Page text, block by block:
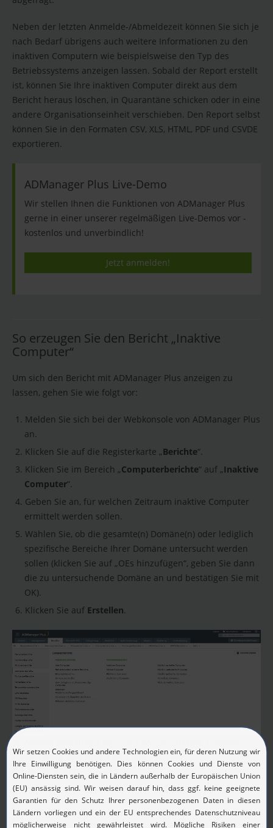
Neben der letzten Anmelde-/Abmeldezeit können Sie sich je
nach Bedarf übrigens auch weitere Informationen zu den
inaktiven Computern wie beispielsweise den Typ des
Betriebssystems anzeigen lassen. Sobald der Report erstellt
ist, können Sie Ihre inaktiven Computer direkt aus dem
Bericht heraus löschen, in Quarantäne schicken oder in eine
andere Organisationseinheit verschieben. Den Report selbst
können Sie in den Formaten CSV, XLS, HTML, PDF und CSVDE
exportieren.
ADManager Plus Live-Demo
Wir stellen Ihnen die Funktionen von ADManager Plus
gerne in einer unserer regelmäßigen Live-Demos vor -
kostenlos und unverbindlich!
Jetzt anmelden!
So erzeugen Sie den Bericht „Inaktive
Computer“
Um sich den Bericht mit ADManager Plus anzeigen zu
lassen, gehen Sie wie folgt vor:
Melden Sie sich bei der Webkonsole von ADManager Plus
an.
Klicken Sie auf die Registerkarte „Berichte“.
Klicken Sie im Bereich „Computerberichte“ auf „Inaktive
Computer“.
Geben Sie an, für welchen Zeitraum inaktive Computer
ermittelt werden sollen.
Wählen Sie, ob die gesamte(n) Domäne(n) oder lediglich
spezifische Bereiche Ihrer Domäne untersucht werden
sollen (klicken Sie auf „OEs hinzufügen“, geben Sie dann
die zu untersuchende Domäne an und bestätigen Sie mit
OK).
Klicken Sie auf Erstellen.
können Sie in ADManager Plus unter Berichte /
Computerberichte erzeugen.
Hinweis:
ADManager Plus erkennt die Domänen und zugehörige